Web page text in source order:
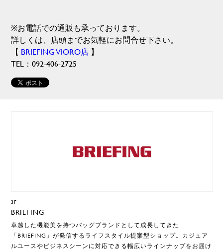
※お電話での通販も承っております。
詳しくは、店頭までお気軽にお問合せ下さい。
【 BRIEFING VIORO店 】
TEL：092-406-2725
3F
BRIEFING
卓越した機能美を持つバッグブランドとして成長してきた
「BRIEFING」が発信するライフスタイル提案型ショップ。カジュア
ルユースやビジネスシーンに対応できる幅広いラインナップをお届け